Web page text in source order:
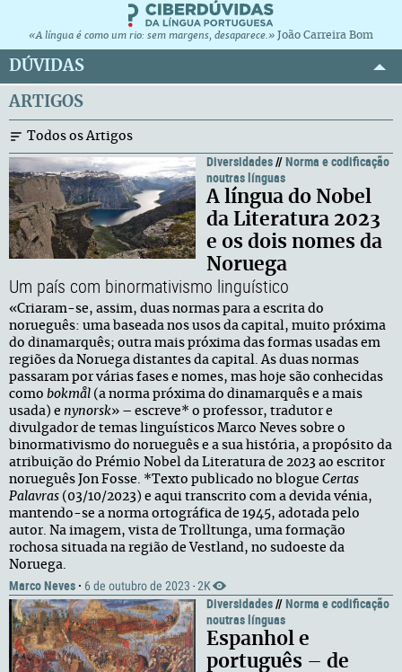
«A língua é como um rio: sem margens, desaparece.» João Carreira Bom
DÚVIDAS
ARTIGOS
Todos os Artigos
Diversidades//Norma e codificação
noutras línguas
A língua do Nobel
da Literatura 2023
e os dois nomes da
Noruega
Um país com binormativismo linguístico
«Criaram-se, assim, duas normas para a escrita do
norueguês: uma baseada nos usos da capital, muito próxima
do dinamarquês; outra mais próxima das formas usadas em
regiões da Noruega distantes da capital. As duas normas
passaram por várias fases e nomes, mas hoje são conhecidas
como bokmål (a norma próxima do dinamarquês e a mais
usada) e nynorsk» – escreve* o professor, tradutor e
divulgador de temas linguísticos Marco Neves sobre o
binormativismo do norueguês e a sua história, a propósito da
atribuição do Prémio Nobel da Literatura de 2023 ao escritor
norueguês Jon Fosse. *Texto publicado no blogue Certas
Palavras (03/10/2023) e aqui transcrito com a devida vénia,
mantendo-se a norma ortográfica de 1945, adotada pelo
autor. Na imagem, vista de Trolltunga, uma formação
rochosa situada na região de Vestland, no sudoeste da
Noruega.
Marco Neves · 6 de outubro de 2023 · 2K
Diversidades//Norma e codificação
noutras línguas
Espanhol e
português – de